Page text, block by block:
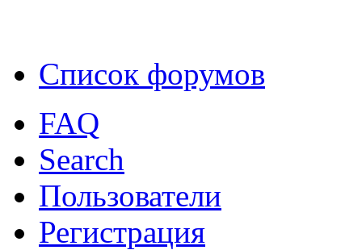
Список форумов
FAQ
Search
Пользователи
Регистрация